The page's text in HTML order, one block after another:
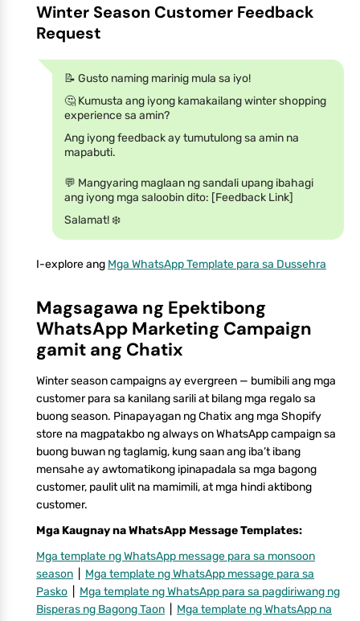
Winter Season Customer Feedback
Request
📝 Gusto naming marinig mula sa iyo!
🤔 Kumusta ang iyong kamakailang winter shopping
experience sa amin?
Ang iyong feedback ay tumutulong sa amin na
mapabuti.
💬 Mangyaring maglaan ng sandali upang ibahagi
ang iyong mga saloobin dito: [Feedback Link]
Salamat! ❄️
I-explore ang Mga WhatsApp Template para sa Dussehra
Magsagawa ng Epektibong
WhatsApp Marketing Campaign
gamit ang Chatix
Winter season campaigns ay evergreen — bumibili ang mga
customer para sa kanilang sarili at bilang mga regalo sa
buong season. Pinapayagan ng Chatix ang mga Shopify
store na magpatakbo ng always on WhatsApp campaign sa
buong buwan ng taglamig, kung saan ang iba’t ibang
mensahe ay awtomatikong ipinapadala sa mga bagong
customer, paulit ulit na mamimili, at mga hindi aktibong
customer.
Mga Kaugnay na WhatsApp Message Templates:
Mga template ng WhatsApp message para sa monsoon
season
Mga template ng WhatsApp message para sa
Pasko
Mga template ng WhatsApp para sa pagdiriwang ng
Bisperas ng Bagong Taon
Mga template ng WhatsApp na